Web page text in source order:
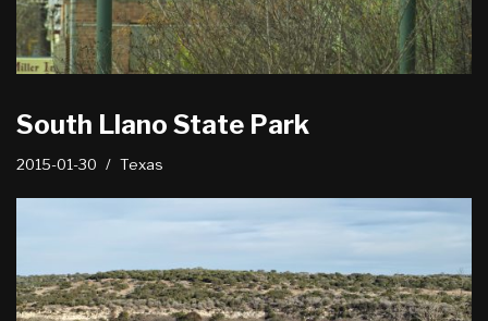
South Llano State Park
2015-01-30 Texas